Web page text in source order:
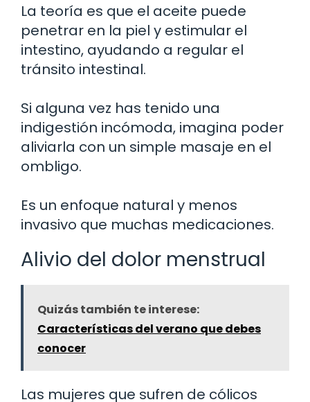
La teoría es que el aceite puede
penetrar en la piel y estimular el
intestino, ayudando a regular el
tránsito intestinal.
Si alguna vez has tenido una
indigestión incómoda, imagina poder
aliviarla con un simple masaje en el
ombligo.
Es un enfoque natural y menos
invasivo que muchas medicaciones.
Alivio del dolor menstrual
Quizás también te interese:
Características del verano que debes
conocer
Las mujeres que sufren de cólicos